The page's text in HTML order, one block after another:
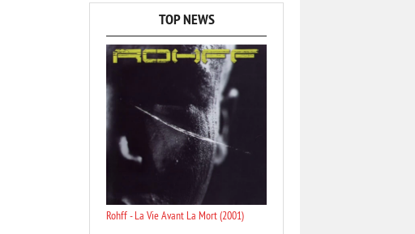
TOP NEWS
Rohff - La Vie Avant La Mort (2001)